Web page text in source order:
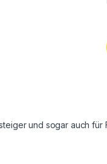
und sogar auch